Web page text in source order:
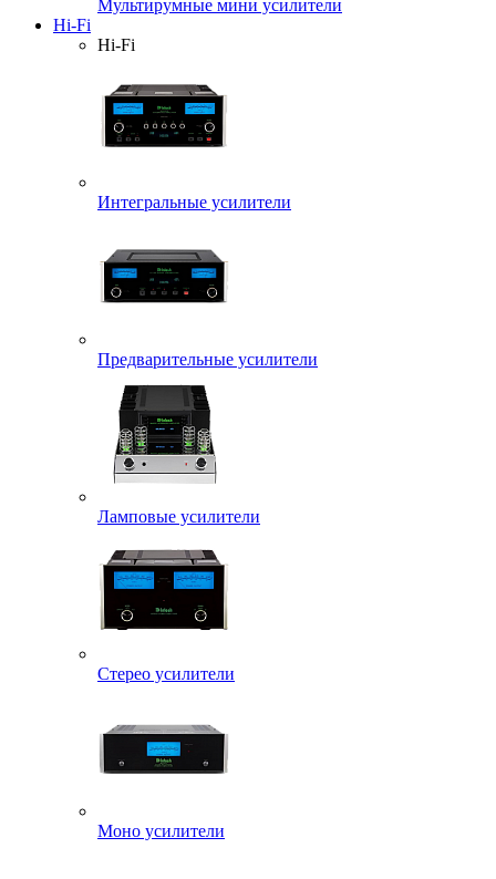
Мультирумные мини усилители
Hi-Fi
Hi-Fi
Интегральные усилители
Предварительные усилители
Ламповые усилители
Стерео усилители
Моно усилители